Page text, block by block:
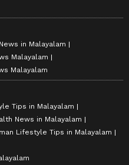
in Malayalam
Malayalam
Malayalam
Tips in Malayalam
News in Malayalam
Lifestyle Tips in Malayalam